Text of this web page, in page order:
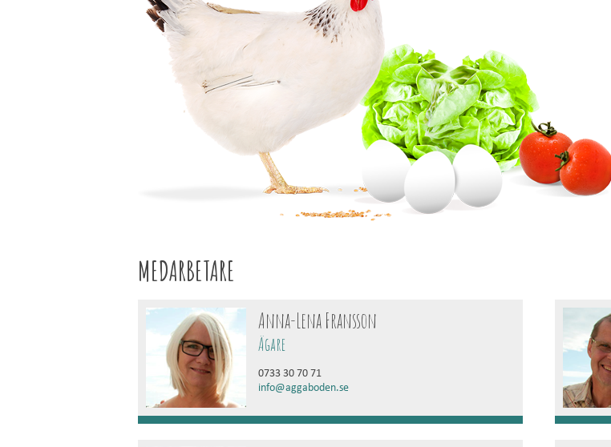
MEDARBETARE
Anna-Lena Fransson
Ägare
0733 30 70 71
info@aggaboden.se